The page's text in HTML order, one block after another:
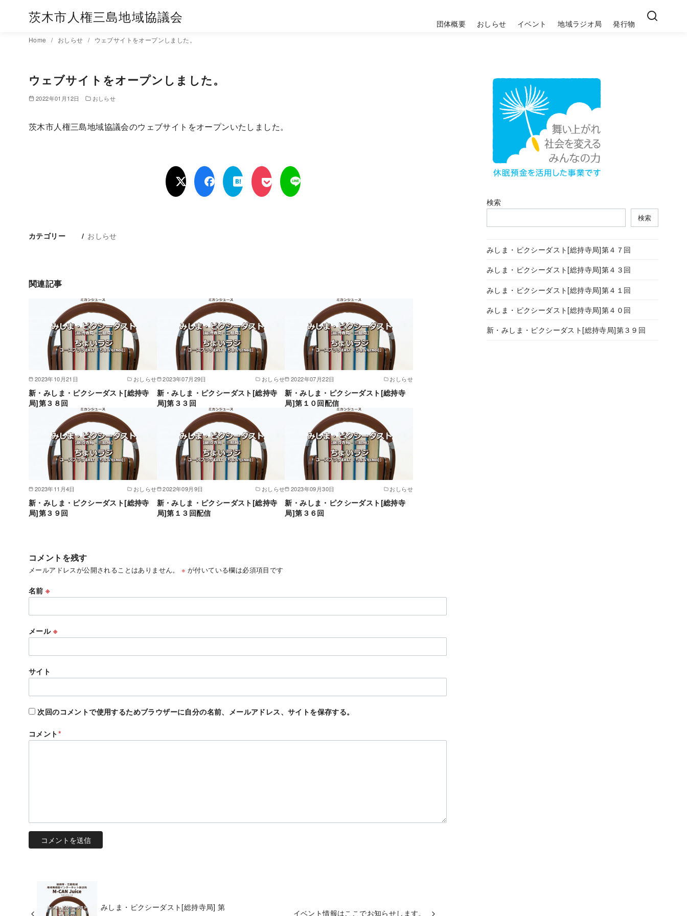
茨木市人権三島地域協議会 団体概要 おしらせ イベント 地域ラジオ局 発行物
Home おしらせ ウェブサイトをオープンしました。
ウェブサイトをオープンしました。
2022年01月12日 おしらせ
茨木市人権三島地域協議会のウェブサイトをオープンいたしました。
カテゴリー おしらせ
関連記事
2023年10月21日 おしらせ
新・みしま・ピクシーダスト[総持寺
局]第３８回
2023年07月29日 おしらせ
新・みしま・ピクシーダスト[総持寺
局]第３３回
2022年07月22日 おしらせ
新・みしま・ピクシーダスト[総持寺
局]第１０回配信
2023年11月4日 おしらせ
新・みしま・ピクシーダスト[総持寺
局]第３９回
2022年09月9日 おしらせ
新・みしま・ピクシーダスト[総持寺
局]第１３回配信
2023年09月30日 おしらせ
新・みしま・ピクシーダスト[総持寺
局]第３６回
コメントを残す
メールアドレスが公開されることはありません。 ※ が付いている欄は必須項目です
名前※
メール ※
サイト
次回のコメントで使用するためブラウザーに自分の名前、メールアドレス、サイトを保存する。
コメント*
みしま・ピクシーダスト[総持寺局] 第
イベント情報はここでお知らせします。
検索
検索
みしま・ピクシーダスト[総持寺局]第４７回
みしま・ピクシーダスト[総持寺局]第４３回
みしま・ピクシーダスト[総持寺局]第４１回
みしま・ピクシーダスト[総持寺局]第４０回
新・みしま・ピクシーダスト[総持寺局]第３９回